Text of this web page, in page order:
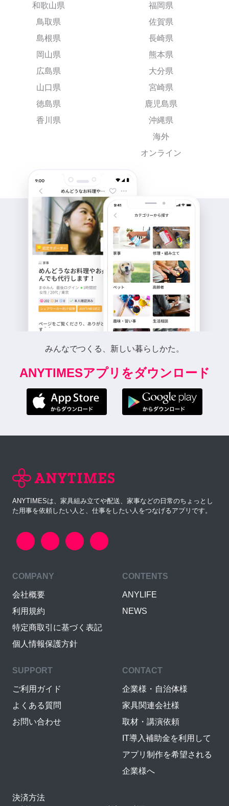
和歌山県
鳥取県
島根県
岡山県
広島県
山口県
徳島県
香川県
福岡県
佐賀県
長崎県
熊本県
大分県
宮崎県
鹿児島県
沖縄県
海外
オンライン
みんなでつくる、新しい暮らしかた。
ANYTIMESアプリをダウンロード
ANYTIMESは、家具組み立てや配送、家事などの日常のちょっとし
た用事を依頼したい人と、仕事をしたい人をつなげるアプリです。
COMPANY
会社概要
利用規約
特定商取引に基づく表記
個人情報保護方針
CONTENTS
ANYLIFE
NEWS
SUPPORT
ご利用ガイド
よくある質問
お問い合わせ
CONTACT
企業様・自治体様
家具関連会社様
取材・講演依頼
IT導入補助金を利用して
アプリ制作を希望される
企業様へ
決済方法